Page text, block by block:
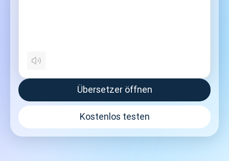
Übersetzer öffnen
Kostenlos testen